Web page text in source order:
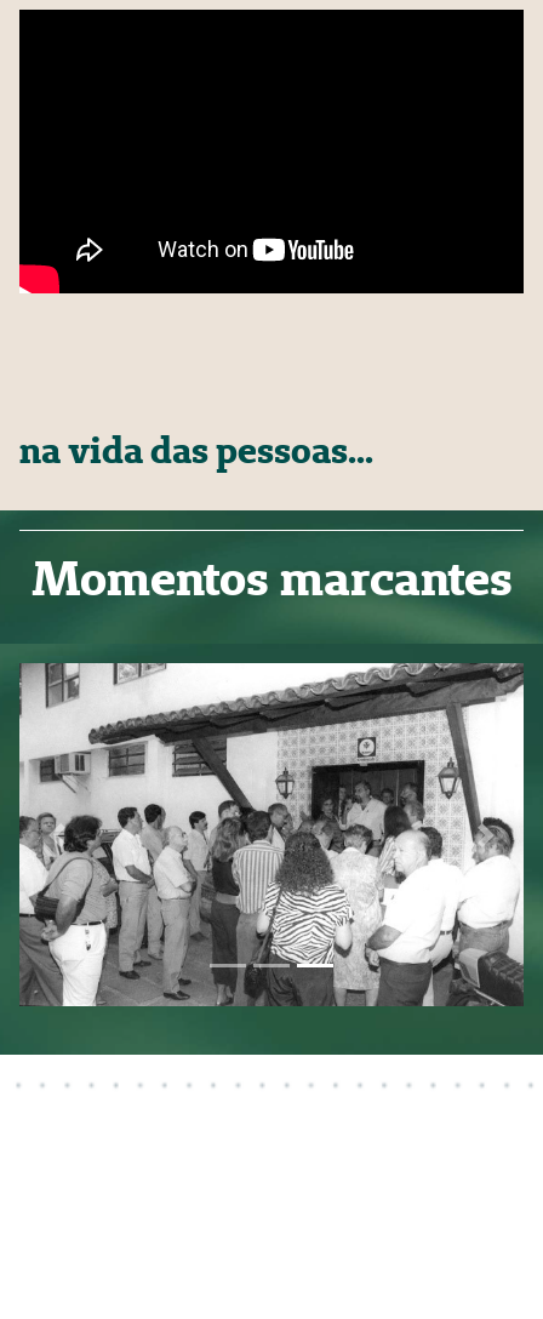
na vida das pessoas...
Momentos marcantes
Focus first slide
Focus second slide
Focus third slide
Previous Next